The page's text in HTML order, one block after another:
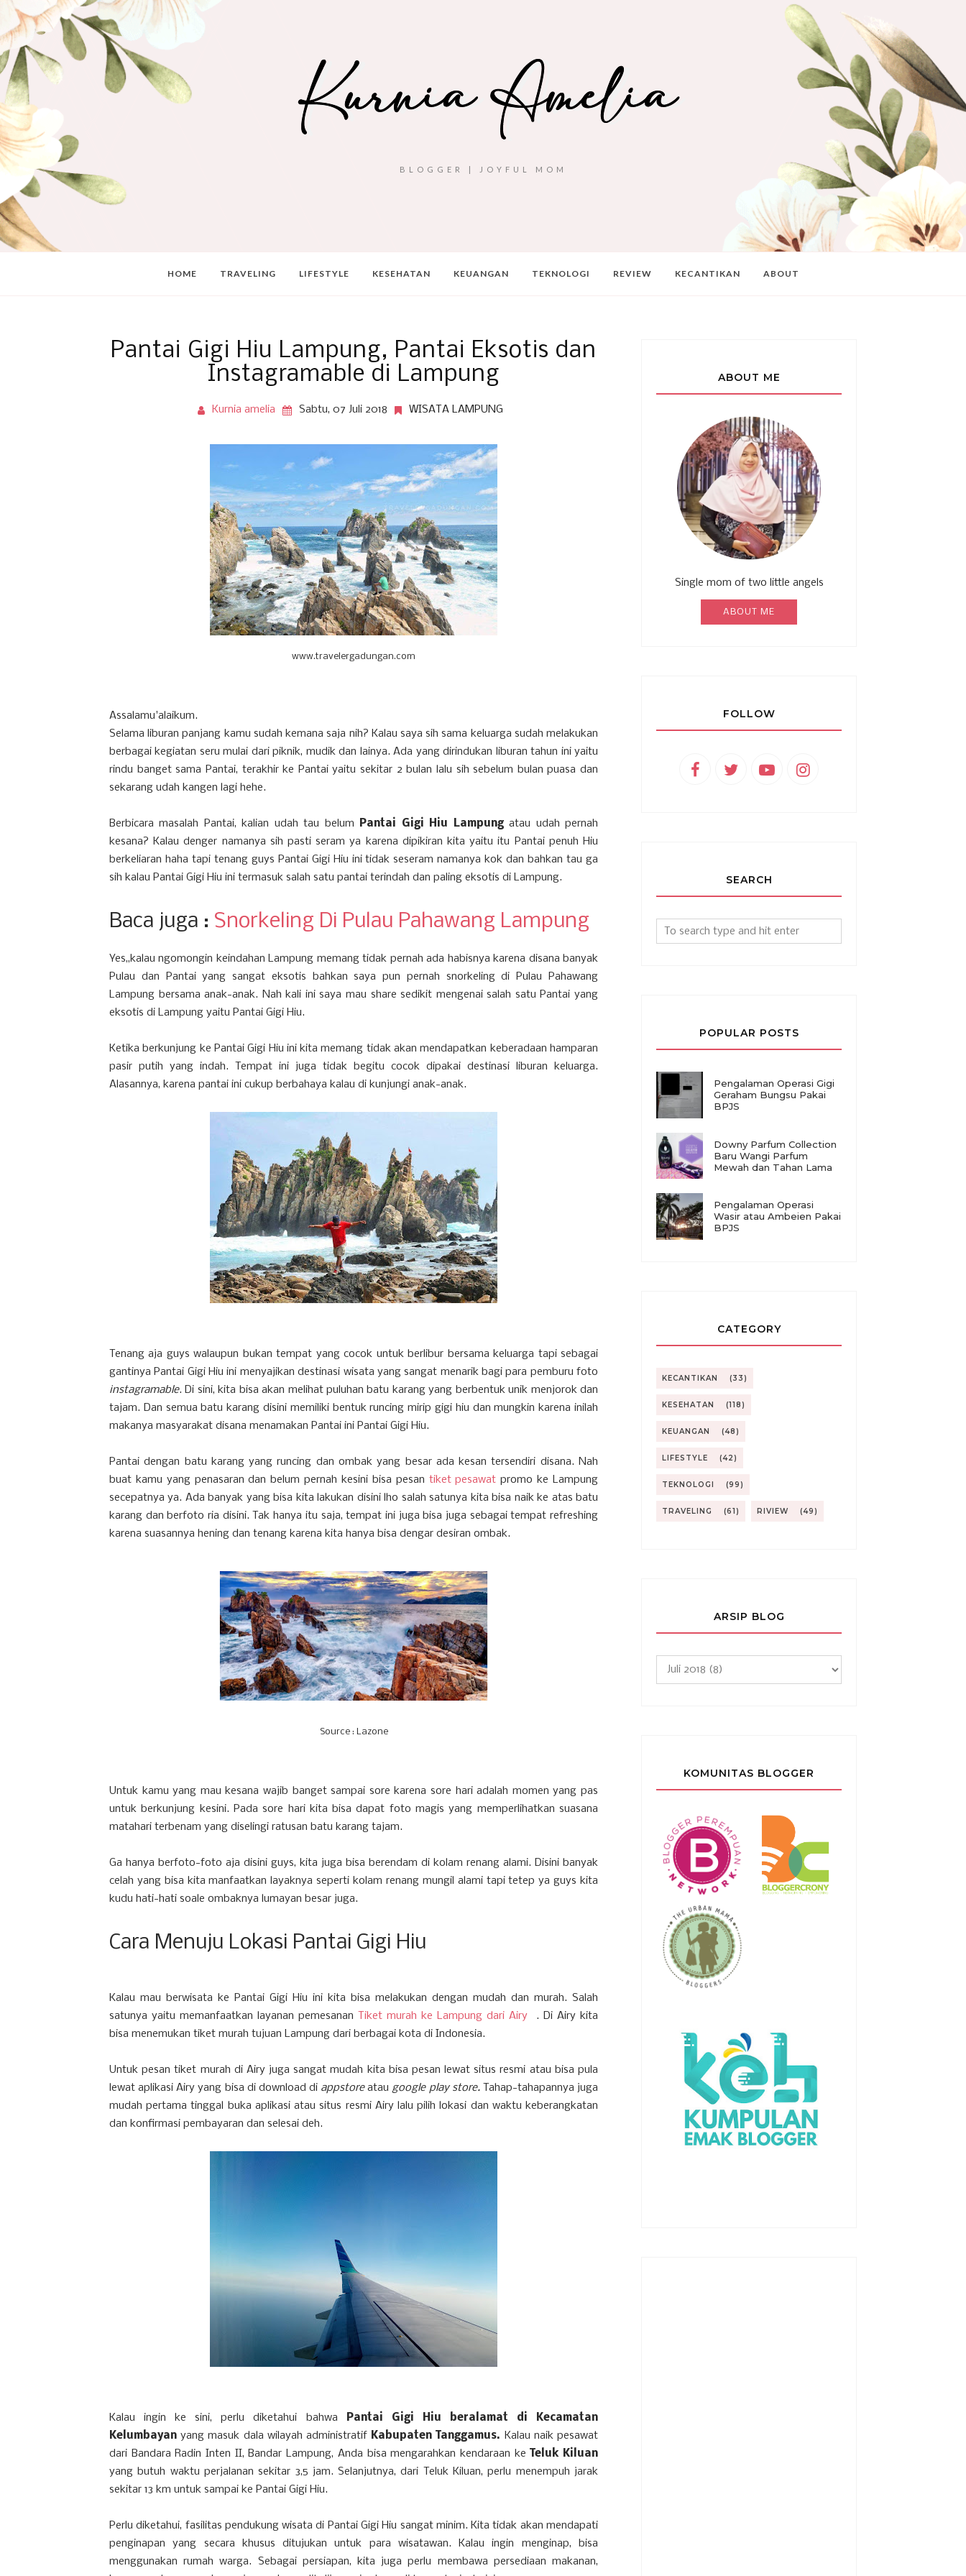
BLOGGER | JOYFUL MOM
HOME TRAVELING LIFESTYLE KESEHATAN KEUANGAN TEKNOLOGI REVIEW KECANTIKAN ABOUT
Pantai Gigi Hiu Lampung, Pantai Eksotis dan
Instagramable di Lampung
Kurnia amelia Sabtu, 07 Juli 2018 WISATA LAMPUNG
www.travelergadungan.com
Assalamu'alaikum.
Selama liburan panjang kamu sudah kemana saja nih? Kalau saya sih sama keluarga sudah melakukan
berbagai kegiatan seru mulai dari piknik, mudik dan lainya. Ada yang dirindukan liburan tahun ini yaitu
rindu banget sama Pantai, terakhir ke Pantai yaitu sekitar 2 bulan lalu sih sebelum bulan puasa dan
sekarang udah kangen lagi hehe.
Berbicara masalah Pantai, kalian udah tau belum Pantai Gigi Hiu Lampungatau udah pernah
kesana? Kalau denger namanya sih pasti seram ya karena dipikiran kita yaitu itu Pantai penuh Hiu
berkeliaran haha tapi tenang guys Pantai Gigi Hiu ini tidak seseram namanya kok dan bahkan tau ga
sih kalau Pantai Gigi Hiu ini termasuk salah satu pantai terindah dan paling eksotis di Lampung.
Baca juga : Snorkeling Di Pulau Pahawang Lampung
Yes,,kalau ngomongin keindahan Lampung memang tidak pernah ada habisnya karena disana banyak
Pulau dan Pantai yang sangat eksotis bahkan saya pun pernah snorkeling di Pulau Pahawang
Lampung bersama anak-anak. Nah kali ini saya mau share sedikit mengenai salah satu Pantai yang
eksotis di Lampung yaitu Pantai Gigi Hiu.
Ketika berkunjung ke Pantai Gigi Hiu ini kita memang tidak akan mendapatkan keberadaan hamparan
pasir putih yang indah. Tempat ini juga tidak begitu cocok dipakai destinasi liburan keluarga.
Alasannya, karena pantai ini cukup berbahaya kalau di kunjungi anak-anak.
Tenang aja guys walaupun bukan tempat yang cocok untuk berlibur bersama keluarga tapi sebagai
gantinya Pantai Gigi Hiu ini menyajikan destinasi wisata yang sangat menarik bagi para pemburu foto
instagramable. Di sini, kita bisa akan melihat puluhan batu karang yang berbentuk unik menjorok dan
tajam. Dan semua batu karang disini memiliki bentuk runcing mirip gigi hiu dan mungkin karena inilah
makanya masyarakat disana menamakan Pantai ini Pantai Gigi Hiu.
Pantai dengan batu karang yang runcing dan ombak yang besar ada kesan tersendiri disana. Nah
buat kamu yang penasaran dan belum pernah kesini bisa pesan tiket pesawat promo ke Lampung
secepatnya ya. Ada banyak yang bisa kita lakukan disini lho salah satunya kita bisa naik ke atas batu
karang dan berfoto ria disini. Tak hanya itu saja, tempat ini juga bisa juga sebagai tempat refreshing
karena suasannya hening dan tenang karena kita hanya bisa dengar desiran ombak.
Source : Lazone
Untuk kamu yang mau kesana wajib banget sampai sore karena sore hari adalah momen yang pas
untuk berkunjung kesini. Pada sore hari kita bisa dapat foto magis yang memperlihatkan suasana
matahari terbenam yang diselingi ratusan batu karang tajam.
Ga hanya berfoto-foto aja disini guys, kita juga bisa berendam di kolam renang alami. Disini banyak
celah yang bisa kita manfaatkan layaknya seperti kolam renang mungil alami tapi tetep ya guys kita
kudu hati-hati soale ombaknya lumayan besar juga.
Cara Menuju Lokasi Pantai Gigi Hiu
Kalau mau berwisata ke Pantai Gigi Hiu ini kita bisa melakukan dengan mudah dan murah. Salah
satunya yaitu memanfaatkan layanan pemesanan
Tiket murah ke Lampung dari Airy . Di Airy kita
bisa menemukan tiket murah tujuan Lampung dari berbagai kota di Indonesia.
Untuk pesan tiket murah di Airy juga sangat mudah kita bisa pesan lewat situs resmi atau bisa pula
lewat aplikasi Airy yang bisa di download di appstoreatau google play store.
Tahap-tahapannya juga
mudah pertama tinggal buka aplikasi atau situs resmi Airy lalu pilih lokasi dan waktu keberangkatan
dan konfirmasi pembayaran dan selesai deh.
Kalau ingin ke sini, perlu diketahui bahwa
Pantai Gigi Hiu beralamat di Kecamatan
Kelumbayan yang masuk dala wilayah administratif Kabupaten Tanggamus. Kalau naik pesawat
dari Bandara Radin Inten II, Bandar Lampung, Anda bisa mengarahkan kendaraan ke
Teluk Kiluan
yang butuh waktu perjalanan sekitar 3,5 jam. Selanjutnya, dari Teluk Kiluan, perlu menempuh jarak
sekitar 13 km untuk sampai ke Pantai Gigi Hiu.
Perlu diketahui, fasilitas pendukung wisata di Pantai Gigi Hiu sangat minim. Kita tidak akan mendapati
penginapan yang secara khusus ditujukan untuk para wisatawan. Kalau ingin menginap, bisa
menggunakan rumah warga. Sebagai persiapan, kita juga perlu membawa persediaan makanan,
ABOUT ME
Single mom of two little angels
ABOUT ME
FOLLOW
SEARCH
POPULAR POSTS
Pengalaman Operasi Gigi
Geraham Bungsu Pakai
BPJS
Downy Parfum Collection
Baru Wangi Parfum
Mewah dan Tahan Lama
Pengalaman Operasi
Wasir atau Ambeien Pakai
BPJS
CATEGORY
KECANTIKAN (33)
KESEHATAN (118)
KEUANGAN (48)
LIFESTYLE (42)
TEKNOLOGI (99)
TRAVELING (61) RIVIEW (49)
ARSIP BLOG
KOMUNITAS BLOGGER